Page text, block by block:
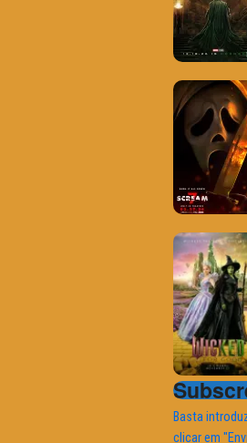
Basta
clicar em